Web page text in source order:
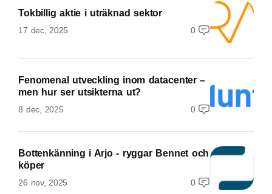
Tokbillig aktie i uträknad sektor
17 dec, 2025 0
Fenomenal utveckling inom datacenter –
men hur ser utsikterna ut?
8 dec, 2025 0
Bottenkänning i Arjo - ryggar Bennet och
köper
26 nov, 2025 0